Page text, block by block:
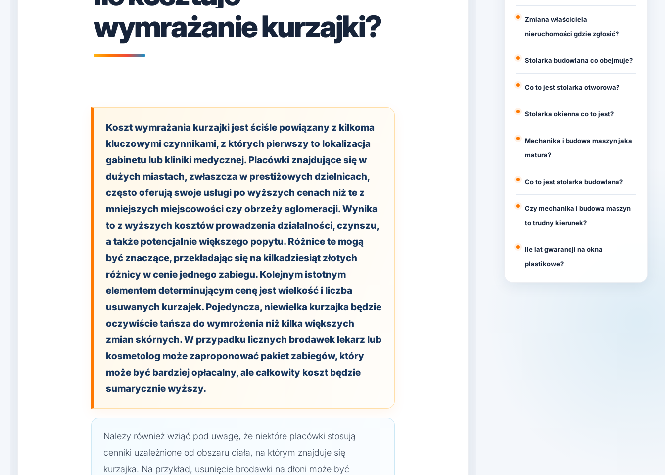
wymrażanie kurzajki?
Koszt wymrażania kurzajki jest ściśle powiązany z kilkoma
kluczowymi czynnikami, z których pierwszy to lokalizacja
gabinetu lub kliniki medycznej. Placówki znajdujące się w
dużych miastach, zwłaszcza w prestiżowych dzielnicach,
często oferują swoje usługi po wyższych cenach niż te z
mniejszych miejscowości czy obrzeży aglomeracji. Wynika
to z wyższych kosztów prowadzenia działalności, czynszu,
a także potencjalnie większego popytu. Różnice te mogą
być znaczące, przekładając się na kilkadziesiąt złotych
różnicy w cenie jednego zabiegu. Kolejnym istotnym
elementem determinującym cenę jest wielkość i liczba
usuwanych kurzajek. Pojedyncza, niewielka kurzajka będzie
oczywiście tańsza do wymrożenia niż kilka większych
zmian skórnych. W przypadku licznych brodawek lekarz lub
kosmetolog może zaproponować pakiet zabiegów, który
może być bardziej opłacalny, ale całkowity koszt będzie
sumarycznie wyższy.
Należy również wziąć pod uwagę, że niektóre placówki stosują
cenniki uzależnione od obszaru ciała, na którym znajduje się
kurzajka. Na przykład, usunięcie brodawki na dłoni może być
Zmiana właściciela
nieruchomości gdzie zgłosić?
Stolarka budowlana co obejmuje?
Co to jest stolarka otworowa?
Stolarka okienna co to jest?
Mechanika i budowa maszyn jaka
matura?
Co to jest stolarka budowlana?
Czy mechanika i budowa maszyn
to trudny kierunek?
Ile lat gwarancji na okna
plastikowe?